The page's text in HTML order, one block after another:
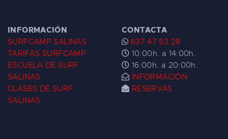
INFORMACIÓN
SURFCAMP SALINAS
TARIFAS SURFCAMP
ESCUELA DE SURF
SALINAS
CLASES DE SURF
SALINAS
CONTACTA
637 47 53 28
10:00h. a 14:00h.
16:00h. a 20:00h.
INFORMACIÓN
RESERVAS